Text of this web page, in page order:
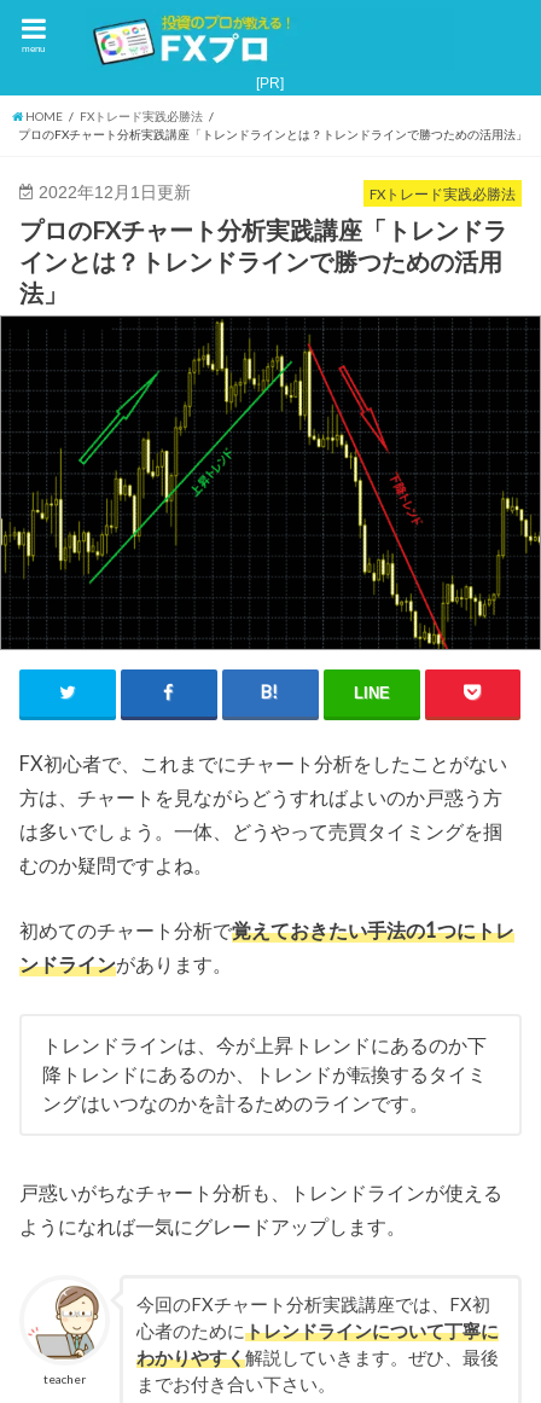
menu
HOME
FXトレード実践必勝法
プロのFXチャート分析実践講座「トレンドラインとは？トレンドラインで勝つための活用法」
FXトレード実践必勝法
2022年12月1日更新
プロのFXチャート分析実践講座「トレンドラ
インとは？トレンドラインで勝つための活用
法」
LINE
FX初心者で、これまでにチャート分析をしたことがない
方は、チャートを見ながらどうすればよいのか戸惑う方
は多いでしょう。一体、どうやって売買タイミングを掴
むのか疑問ですよね。
初めてのチャート分析で覚えておきたい手法の1つにトレ
ンドラインがあります。
トレンドラインは、今が上昇トレンドにあるのか下
降トレンドにあるのか、トレンドが転換するタイミ
ングはいつなのかを計るためのラインです。
戸惑いがちなチャート分析も、トレンドラインが使える
ようになれば一気にグレードアップします。
teacher
今回のFXチャート分析実践講座では、FX初
心者のためにトレンドラインについて丁寧に
わかりやすく解説していきます。ぜひ、最後
までお付き合い下さい。